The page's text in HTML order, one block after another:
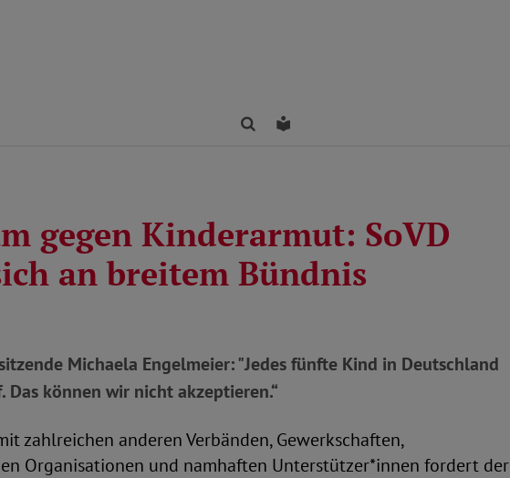
FindenLeichte Sprache
gegen Kinderarmut: SoVD
an breitem Bündnis
Michaela Engelmeier: "Jedes fünfte Kind in Deutschland
Das können wir nicht akzeptieren.“
zahlreichen anderen Verbänden, Gewerkschaften,
Organisationen und namhaften Unterstützer*innen fordert der